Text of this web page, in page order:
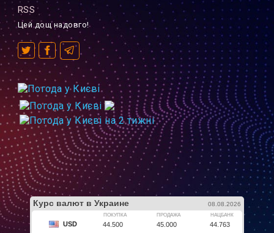
RSS
Цей дощ надовго!